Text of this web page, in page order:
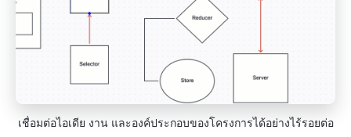
เชื่อมต่อไอเดีย งาน และองค์ประกอบของโครงการได้อย่างไร้รอยต่อ